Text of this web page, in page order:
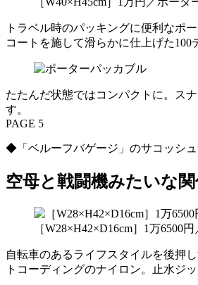
トラベル時のパッキングに便利なポ
コートを施して滑らかに仕上げた
たたんだ状態ではコンパクトに。ス
す。
PAGE 5
◆「ベルーフバゲージ」のサコッシ
空母と戦闘機みたいな
［W28×H42×D16cm］1万6500
自転車のあるライフスタイルを後押
トコーディングのナイロン。止水ジ